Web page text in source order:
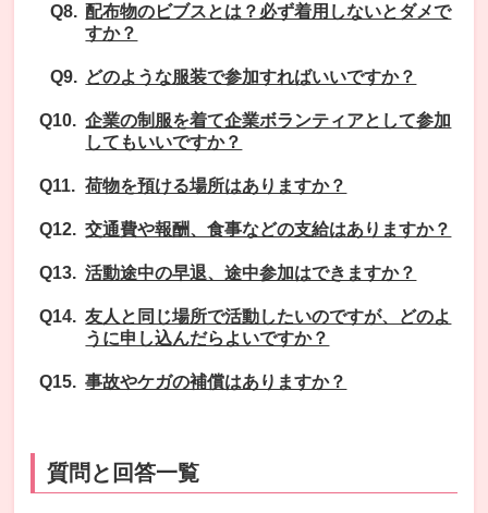
配布物のビブスとは？必ず着用しないとダメで
すか？
どのような服装で参加すればいいですか？
企業の制服を着て企業ボランティアとして参加
してもいいですか？
荷物を預ける場所はありますか？
交通費や報酬、食事などの支給はありますか？
活動途中の早退、途中参加はできますか？
友人と同じ場所で活動したいのですが、どのよ
うに申し込んだらよいですか？
事故やケガの補償はありますか？
質問と回答一覧